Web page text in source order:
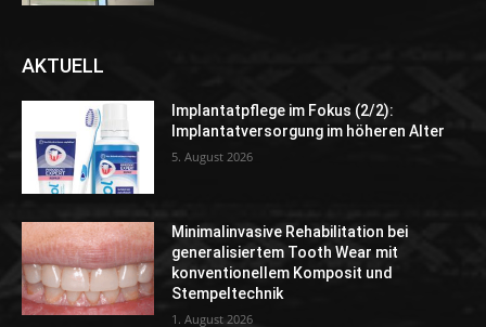
AKTUELL
Implantatpflege im Fokus (2/2):
Implantatversorgung im höheren Alter
5. August 2026
Minimalinvasive Rehabilitation bei
generalisiertem Tooth Wear mit
konventionellem Komposit und
Stempeltechnik
1. August 2026